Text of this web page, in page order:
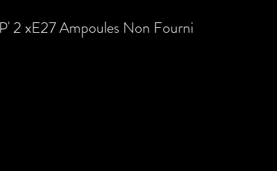
2 xE27 Ampoules Non Fourni